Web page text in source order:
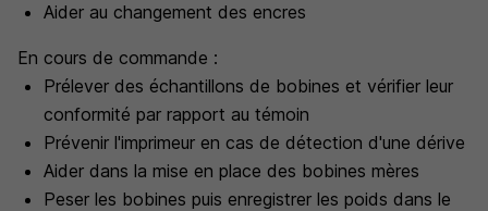
Aider au changement des encres
En cours de commande :
Prélever des échantillons de bobines et vérifier leur
conformité par rapport au témoin
Prévenir l'imprimeur en cas de détection d'une dérive
Aider dans la mise en place des bobines mères
Peser les bobines puis enregistrer les poids dans le